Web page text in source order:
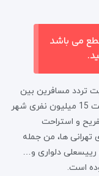
می باشد
تردد مسافرین بین
و همچنین نیاز جمعیت 15 میلیون نفری شهر
و استراحت
ها، من جمله
رییسعلی دلواری و…
است.